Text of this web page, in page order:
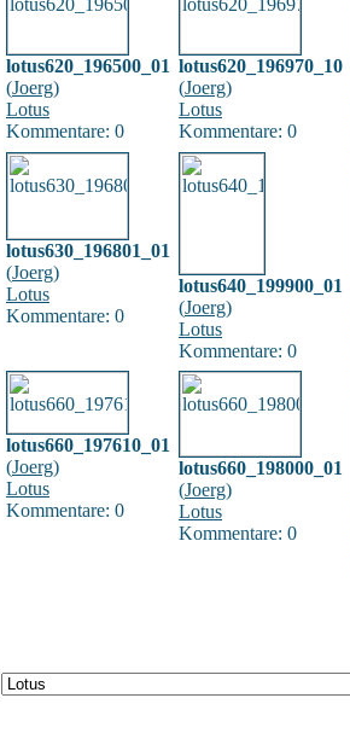
lotus620_196500_01
(Joerg)
Lotus
Kommentare: 0
lotus620_196970_10
(Joerg)
Lotus
Kommentare: 0
lotus630_196801_01
(Joerg)
Lotus
Kommentare: 0
lotus640_199900_01
(Joerg)
Lotus
Kommentare: 0
lotus660_197610_01
(Joerg)
Lotus
Kommentare: 0
lotus660_198000_01
(Joerg)
Lotus
Kommentare: 0